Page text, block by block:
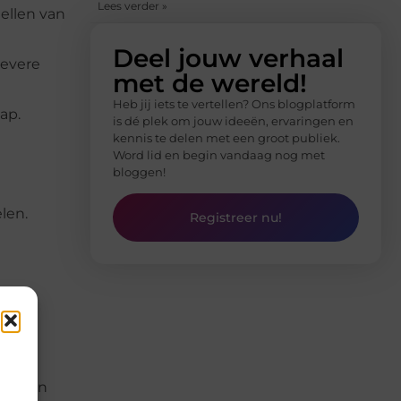
van
van
Lees verder »
Deel jouw verhaal
met de wereld!
Heb jij iets te vertellen? Ons blogplatform
is dé plek om jouw ideeën, ervaringen en
kennis te delen met een groot publiek.
Word lid en begin vandaag nog met
bloggen!
Registreer nu!